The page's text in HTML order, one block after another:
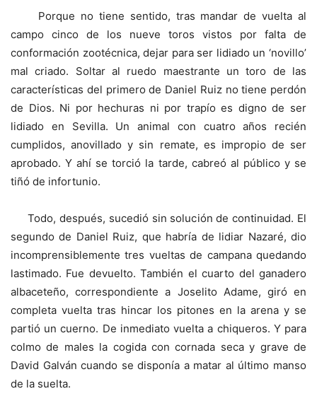
Porque no tiene sentido, tras mandar de vuelta al
campo cinco de los nueve toros vistos por falta de
conformación zootécnica, dejar para ser lidiado un ‘novillo’
mal criado. Soltar al ruedo maestrante un toro de las
características del primero de Daniel Ruiz no tiene perdón
de Dios. Ni por hechuras ni por trapío es digno de ser
lidiado en Sevilla. Un animal con cuatro años recién
cumplidos, anovillado y sin remate, es impropio de ser
aprobado. Y ahí se torció la tarde, cabreó al público y se
tiñó de infortunio.
Todo, después, sucedió sin solución de continuidad. El
segundo de Daniel Ruiz, que habría de lidiar Nazaré, dio
incomprensiblemente tres vueltas de campana quedando
lastimado. Fue devuelto. También el cuarto del ganadero
albaceteño, correspondiente a Joselito Adame, giró en
completa vuelta tras hincar los pitones en la arena y se
partió un cuerno. De inmediato vuelta a chiqueros. Y para
colmo de males la cogida con cornada seca y grave de
David Galván cuando se disponía a matar al último manso
de la suelta.